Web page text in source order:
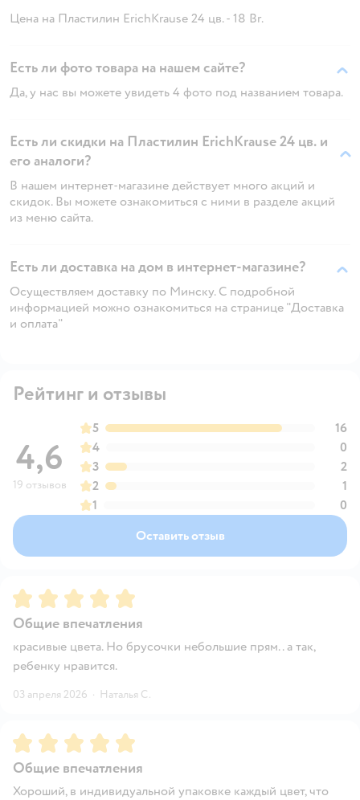
Цена на Пластилин ErichKrause 24 цв. - 18 Br.
Есть ли фото товара на нашем сайте?
Да, у нас вы можете увидеть 4 фото под названием товара.
Есть ли скидки на Пластилин ErichKrause 24 цв. и
его аналоги?
В нашем интернет-магазине действует много акций и
скидок. Вы можете ознакомиться с ними в разделе акций
из меню сайта.
Есть ли доставка на дом в интернет-магазине?
Осуществляем доставку по Минску. С подробной
информацией можно ознакомиться на странице "Доставка
и оплата"
Рейтинг и отзывы
4,6
19 отзывов
5
16
4
0
3
2
2
1
1
0
Оставить отзыв
Рейтинг:5
Общие впечатления
красивые цвета. Но брусочки небольшие прям. . а так,
ребенку нравится.
03 апреля 2026 · Наталья С.
Рейтинг:5
Общие впечатления
Хороший, в индивидуальной упаковке каждый цвет, что